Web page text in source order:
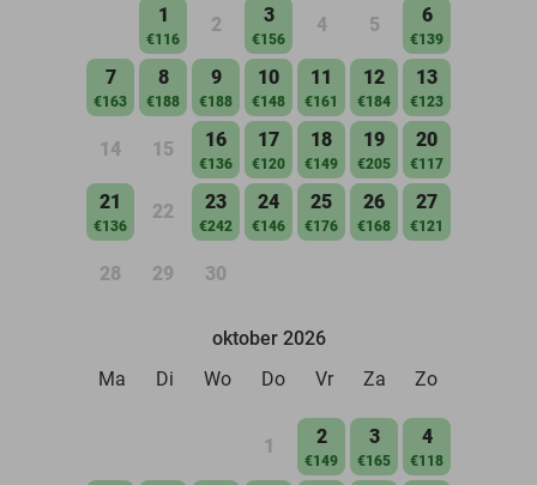
1
€116
2 3
€156
4 5 6
€139
7
€163
8
€188
9
€188
10
€148
11
€161
12
€184
13
€123
14 15 16
€136
17
€120
18
€149
19
€205
20
€117
21
€136
22 23
€242
24
€146
25
€176
26
€168
27
€121
28 29 30
oktober 2026
Ma
Di Wo Do Vr Za Zo
1 2
€149
3
€165
4
€118